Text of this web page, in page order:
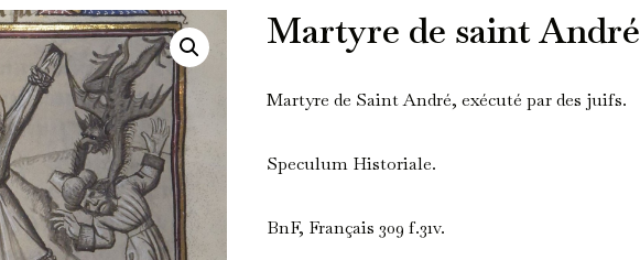
Martyre de saint André
Martyre de Saint André, exécuté par des juifs.
Speculum Historiale.
BnF, Français 309 f.31v.